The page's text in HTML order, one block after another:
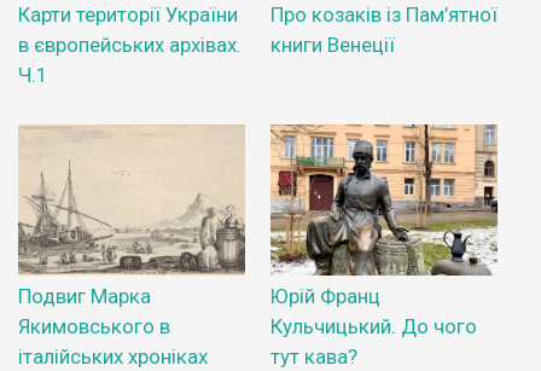
Карти території України
в європейських архівах.
Ч.1
Про козаків із Пам’ятної
книги Венеції
Подвиг Марка
Якимовського в
італійських хроніках
Юрій Франц
Кульчицький. До чого
тут кава?